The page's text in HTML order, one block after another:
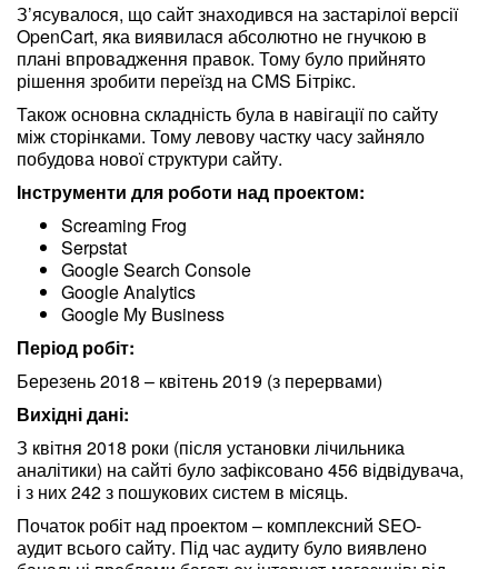
З’ясувалося, що сайт знаходився на застарілої версії
OpenCart, яка виявилася абсолютно не гнучкою в
плані впровадження правок. Тому було прийнято
рішення зробити переїзд на CMS Бітрікс.
Також основна складність була в навігації по сайту
між сторінками. Тому левову частку часу зайняло
побудова нової структури сайту.
Інструменти для роботи над проектом:
Screaming Frog
Serpstat
Google Search Console
Google Analytics
Google My Business
Період робіт:
Березень 2018 – квітень 2019 (з перервами)
Вихідні дані:
З квітня 2018 роки (після установки лічильника
аналітики) на сайті було зафіксовано 456 відвідувача,
і з них 242 з пошукових систем в місяць.
Початок робіт над проектом – комплексний SEO-
аудит всього сайту. Під час аудиту було виявлено